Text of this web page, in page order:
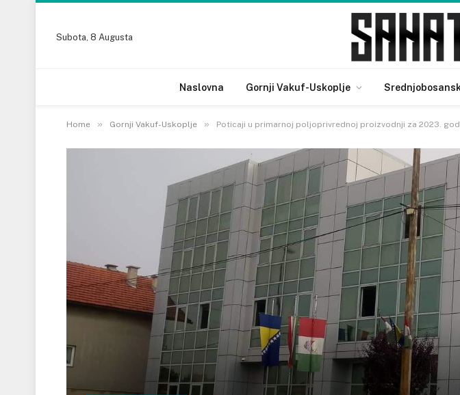
Subota, 8 Augusta
Naslovna Gornji Vakuf-Uskoplje
Home » Gornji Vakuf-Uskoplje » Poticaji u primarnoj poljoprivrednoj proizvodnji za 2023.